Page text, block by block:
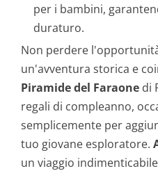
per i bambini,
duraturo.
Non perdere
un'avventura storica e
Piramide del Faraone di
regali di compleanno,
semplicemente per
tuo giovane esploratore.
un viaggio